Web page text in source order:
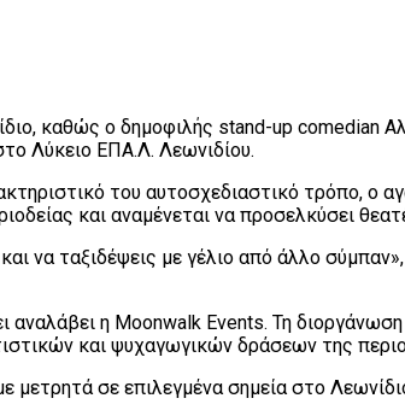
καθώς ο δημοφιλής stand-up
Λύκειο ΕΠΑ.Λ. Λεωνιδίου.
του αυτοσχεδιαστικό τρόπο, ο
και αναμένεται να προσελκύσει
να ταξιδέψεις με γέλιο από άλλο
η Moonwalk Events. Τη
και ψυχαγωγικών δράσεων της
μετρητά σε επιλεγμένα σημεία στο